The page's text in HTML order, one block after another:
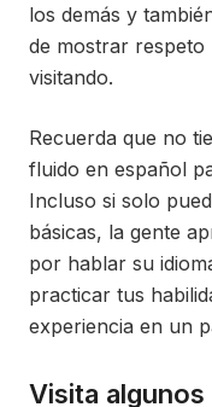
los demás y
de mostrar respeto
visitando.
Recuerda que no
fluido en español
Incluso si solo
básicas, la gente
por hablar su
practicar tus
experiencia en un
Visita